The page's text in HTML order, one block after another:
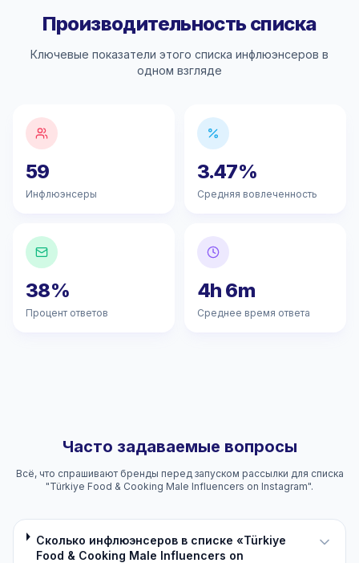
Производительность списка
Ключевые показатели этого списка инфлюэнсеров в
одном взгляде
59
Инфлюэнсеры
3.47%
Средняя вовлеченность
38%
Процент ответов
4h 6m
Среднее время ответа
Часто задаваемые вопросы
Всё, что спрашивают бренды перед запуском рассылки для списка
"Türkiye Food & Cooking Male Influencers on Instagram".
Сколько инфлюэнсеров в списке «Türkiye
Food & Cooking Male Influencers on